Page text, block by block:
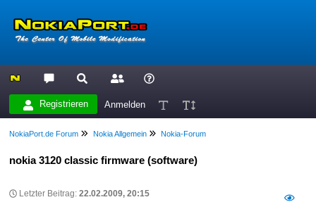
Registrieren Anmelden
NokiaPort.de Forum Nokia Allgemein Nokia-Forum
nokia 3120 classic firmware (software)
Letzter Beitrag:22.02.2009, 20:15